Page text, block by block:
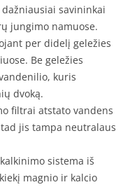
savininkai
jungimo namuose.
per didelį geležies
Be geležies
kuris
dvoką.
filtrai atstato vandens
jis tampa neutralaus
sistema iš
magnio ir kalcio